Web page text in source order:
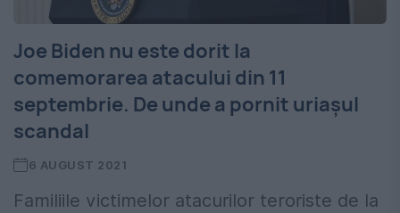
Joe Biden nu este dorit la
comemorarea atacului din 11
septembrie. De unde a pornit uriașul
scandal
6 AUGUST 2021
Familiile victimelor atacurilor teroriste de la